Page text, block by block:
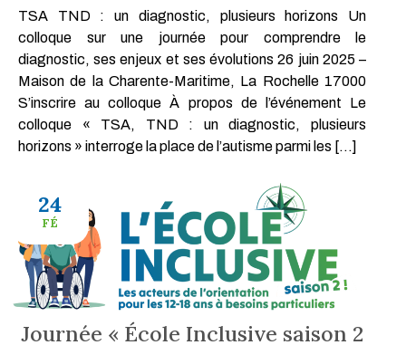
TSA TND : un diagnostic, plusieurs horizons​ Un
colloque sur une journée pour comprendre le
diagnostic, ses enjeux et ses évolutions 26 juin 2025 –
Maison de la Charente-Maritime, La Rochelle 17000
S’inscrire au colloque À propos de l’événement Le
colloque « TSA, TND : un diagnostic, plusieurs
horizons » interroge la place de l’autisme parmi les […]
24
FÉ
Journée « École Inclusive saison 2